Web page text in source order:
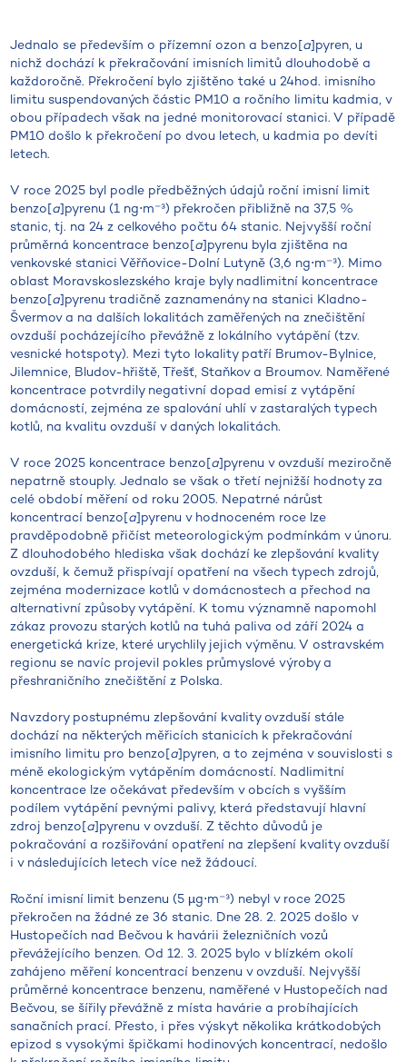
Jednalo se především o přízemní ozon a benzo[a]pyren, u
nichž dochází k překračování imisních limitů dlouhodobě a
každoročně. Překročení bylo zjištěno také u 24hod. imisního
limitu suspendovaných částic PM10 a ročního limitu kadmia, v
obou případech však na jedné monitorovací stanici. V případě
PM10 došlo k překročení po dvou letech, u kadmia po devíti
letech.
V roce 2025 byl podle předběžných údajů roční imisní limit
benzo[a]pyrenu (1 ng⋅m⁻³) překročen přibližně na 37,5 %
stanic, tj. na 24 z celkového počtu 64 stanic. Nejvyšší roční
průměrná koncentrace benzo[a]pyrenu byla zjištěna na
venkovské stanici Věřňovice-Dolní Lutyně (3,6 ng⋅m⁻³). Mimo
oblast Moravskoslezského kraje byly nadlimitní koncentrace
benzo[a]pyrenu tradičně zaznamenány na stanici Kladno-
Švermov a na dalších lokalitách zaměřených na znečištění
ovzduší pocházejícího převážně z lokálního vytápění (tzv.
vesnické hotspoty). Mezi tyto lokality patří Brumov-Bylnice,
Jilemnice, Bludov-hřiště, Třešť, Staňkov a Broumov. Naměřené
koncentrace potvrdily negativní dopad emisí z vytápění
domácností, zejména ze spalování uhlí v zastaralých typech
kotlů, na kvalitu ovzduší v daných lokalitách.
V roce 2025 koncentrace benzo[a]pyrenu v ovzduší meziročně
nepatrně stouply. Jednalo se však o třetí nejnižší hodnoty za
celé období měření od roku 2005. Nepatrné nárůst
koncentrací benzo[a]pyrenu v hodnoceném roce lze
pravděpodobně přičíst meteorologickým podmínkám v únoru.
Z dlouhodobého hlediska však dochází ke zlepšování kvality
ovzduší, k čemuž přispívají opatření na všech typech zdrojů,
zejména modernizace kotlů v domácnostech a přechod na
alternativní způsoby vytápění. K tomu významně napomohl
zákaz provozu starých kotlů na tuhá paliva od září 2024 a
energetická krize, které urychlily jejich výměnu. V ostravském
regionu se navíc projevil pokles průmyslové výroby a
přeshraničního znečištění z Polska.
Navzdory postupnému zlepšování kvality ovzduší stále
dochází na některých měřicích stanicích k překračování
imisního limitu pro benzo[a]pyren, a to zejména v souvislosti s
méně ekologickým vytápěním domácností. Nadlimitní
koncentrace lze očekávat především v obcích s vyšším
podílem vytápění pevnými palivy, která představují hlavní
zdroj benzo[a]pyrenu v ovzduší. Z těchto důvodů je
pokračování a rozšiřování opatření na zlepšení kvality ovzduší
i v následujících letech více než žádoucí.
Roční imisní limit benzenu (5 µg⋅m⁻³) nebyl v roce 2025
překročen na žádné ze 36 stanic. Dne 28. 2. 2025 došlo v
Hustopečích nad Bečvou k havárii železničních vozů
převážejícího benzen. Od 12. 3. 2025 bylo v blízkém okolí
zahájeno měření koncentrací benzenu v ovzduší. Nejvyšší
průměrné koncentrace benzenu, naměřené v Hustopečích nad
Bečvou, se šířily převážně z místa havárie a probíhajících
sanačních prací. Přesto, i přes výskyt několika krátkodobých
epizod s vysokými špičkami hodinových koncentrací, nedošlo